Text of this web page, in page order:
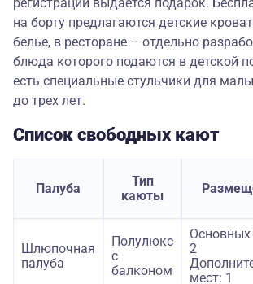
регистрации выдается подарок.
на борту предлагаются детские
белье, в ресторане – отдельно
блюда которого подаются в детской
есть специальные стульчики для
до трех лет.
Список свободных кают
Палуба
Тип
каюты
Шлюпочная
палуба
Полулюкс
с
балконом
Основных
2
мест: 1